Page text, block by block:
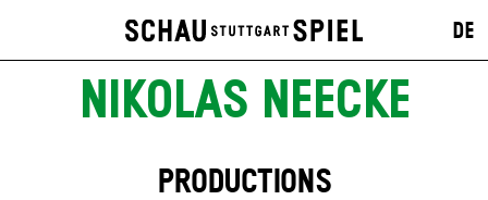
DE
NIKOLAS NEECKE
PRODUCTIONS